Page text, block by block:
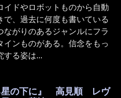
イドやロボットものから自動
で、過去に何度も書いている
ながりのあるジャンルにフラ
インものがある。信念をもっ
する姿は...
星の下に』 高見順 レヴ